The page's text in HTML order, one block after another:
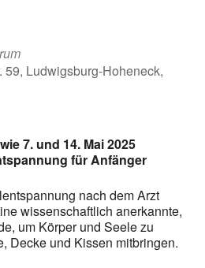
59, Ludwigsburg-Hoheneck,
7. und 14. Mai 2025
für Anfänger
nach dem Arzt
wissenschaftlich anerkannte,
um Körper und Seele zu
Decke und Kissen mitbringen.